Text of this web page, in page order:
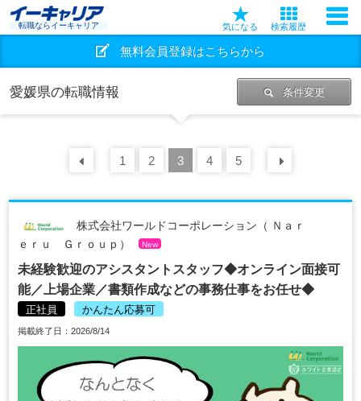
転職ならイーキャリア 気になる 検索履歴
無料会員登録はこちらから
愛媛県の転職情報 条件変更
前の 30
1 2 3 4 5
株式会社ワールドコーポレーション（ Ｎａｒ
ｅｒｕ Ｇｒｏｕｐ）
New
未経験歓迎のアシスタントスタッフ◆オンライン面接可
能／上場企業／書類作成などの事務仕事をお任せ◆
正社員 かんたん応募可
掲載終了日：2026/8/14